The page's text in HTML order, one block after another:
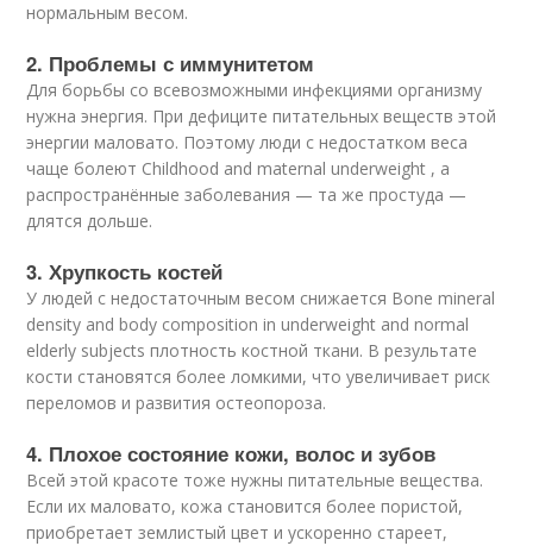
нормальным весом.
2. Проблемы с иммунитетом
Для борьбы со всевозможными инфекциями организму
нужна энергия. При дефиците питательных веществ этой
энергии маловато. Поэтому люди с недостатком веса
чаще болеют Childhood and maternal underweight , а
распространённые заболевания — та же простуда —
длятся дольше.
3. Хрупкость костей
У людей с недостаточным весом снижается Bone mineral
density and body composition in underweight and normal
elderly subjects плотность костной ткани. В результате
кости становятся более ломкими, что увеличивает риск
переломов и развития остеопороза.
4. Плохое состояние кожи, волос и зубов
Всей этой красоте тоже нужны питательные вещества.
Если их маловато, кожа становится более пористой,
приобретает землистый цвет и ускоренно стареет,